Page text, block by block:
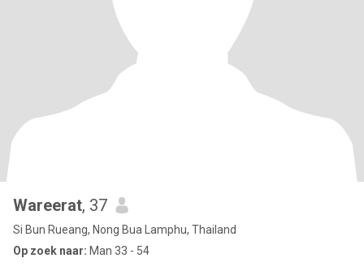
Wareerat, 37
Si Bun Rueang, Nong Bua Lamphu, Thailand
Op zoek naar: Man 33 - 54